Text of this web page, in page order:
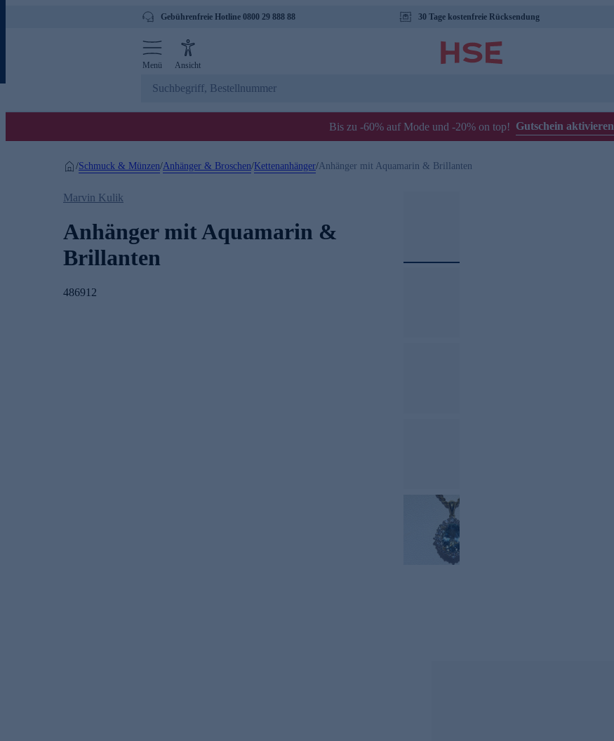
Gebührenfreie Hotline 0800 29 888 88 30 Tage kostenfreie Rücksendung
Menü Ansicht
Bis zu -60% auf Mode und -20% on top! Gutschein aktivieren
/Schmuck & Münzen/Anhänger & Broschen/Kettenanhänger/Anhänger mit Aquamarin & Brillanten
Marvin Kulik
Anhänger mit Aquamarin &
Brillanten
486912